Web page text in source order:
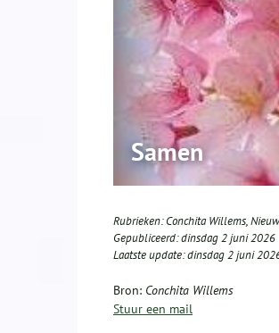
Samen
Rubrieken:Conchita Willems,
Gepubliceerd:dinsdag 2 juni 2026
Laatste update:dinsdag 2 juni
Bron: Conchita Willems
Stuur een mail